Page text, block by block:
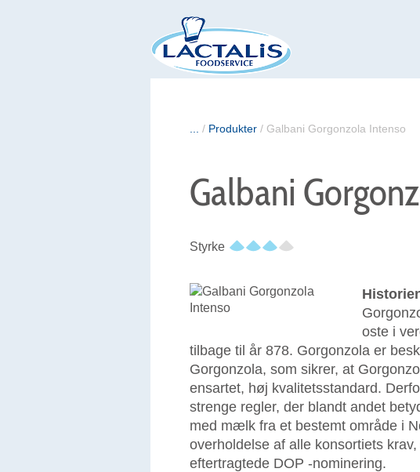
/ Produkter / Galbani Gorgonzola Intenso
Galbani
Styrke
oste i
tilbage til år 878. Gorgonzola er
Gorgonzola, som sikrer, at
ensartet, høj kvalitetsstandard.
strenge regler, der blandt andet
med mælk fra et bestemt område i
overholdelse af alle konsortiets
eftertragtede DOP -nominering.